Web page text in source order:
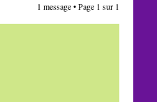
1 message • Page 1 sur 1